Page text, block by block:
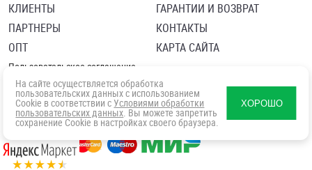
КЛИЕНТЫ
ПАРТНЕРЫ
ОПТ
ГАРАНТИИ И ВОЗВРАТ
КОНТАКТЫ
КАРТА САЙТА
Пользовательское соглашение
Политика в отношении обработки персональных данных
Согласие посетителя сайта на обработку персональных данны
На сайте осуществляется обработка
пользовательских данных с использованием
Cookie в соответствии с Условиями обработки
пользовательских данных. Вы можете запретить
сохранение Cookie в настройках своего браузера.
ХОРОШО